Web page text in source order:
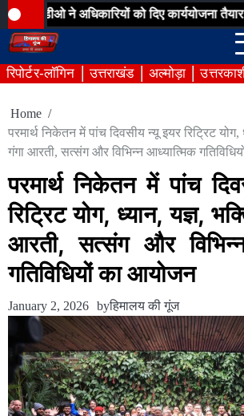
Skip
to
content
को दिए कार्ययोजना तैयार करने के निर्देश
रिपोर्टर-लॉगिन उत्तराखंड अल्मोड़ा
Home
परमार्थ निकेतन में पांच दिवसीय न्यू इयर रिट्रिट
गंगा आरती, सत्संग और विभिन्न आध्यात्मिक
परमार्थ निकेतन में पांच
रिट्रिट योग, ध्यान, यज्ञ,
आरती, सत्संग और
गतिविधियों का आयोजन
January 2, 2026 byहिमालय की गूंज